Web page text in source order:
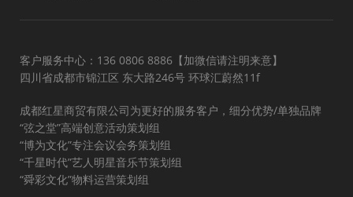
客户服务中心：136 0806 8886【加微信请注明来意】
四川省成都市锦江区 东大路246号 环球汇蔚然11f
成都红星商贸有限公司为更好的服务客户，细分优势/单独品牌
“弦之堂”高端创意活动策划组
“博为文化”专注会议会务策划组
“千星时代”艺人明星音乐节策划组
“舜彩文化”物料运营策划组